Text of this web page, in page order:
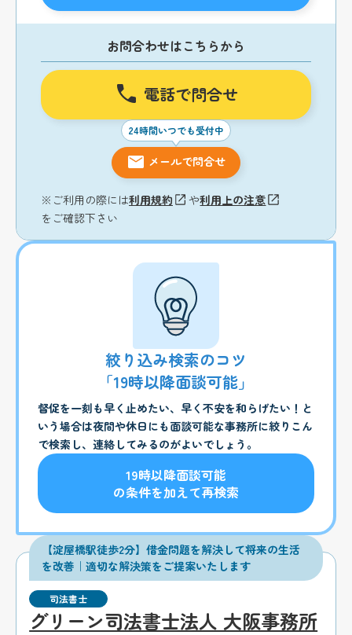
お問合わせはこちらから
電話で問合せ
24時間いつでも受付中
メールで問合せ
※ご利用の際には利用規約 や利用上の注意
をご確認下さい
絞り込み検索のコツ
「19時以降面談可能」
督促を一刻も早く止めたい、早く不安を和らげたい！と
いう場合は夜間や休日にも面談可能な事務所に絞りこん
で検索し、連絡してみるのがよいでしょう。
19時以降面談可能
の条件を加えて再検索
【淀屋橋駅徒歩2分】借金問題を解決して将来の生活
を改善｜適切な解決策をご提案いたします
司法書士
グリーン司法書士法人 大阪事務所